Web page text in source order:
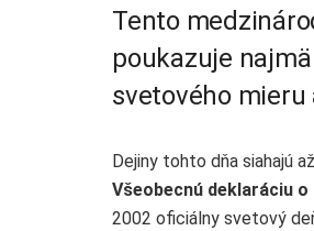
Tento
poukazuje
svetového
Dejiny tohto dňa siahajú až
Všeobecnú deklaráciu
2002 oficiálny svetový